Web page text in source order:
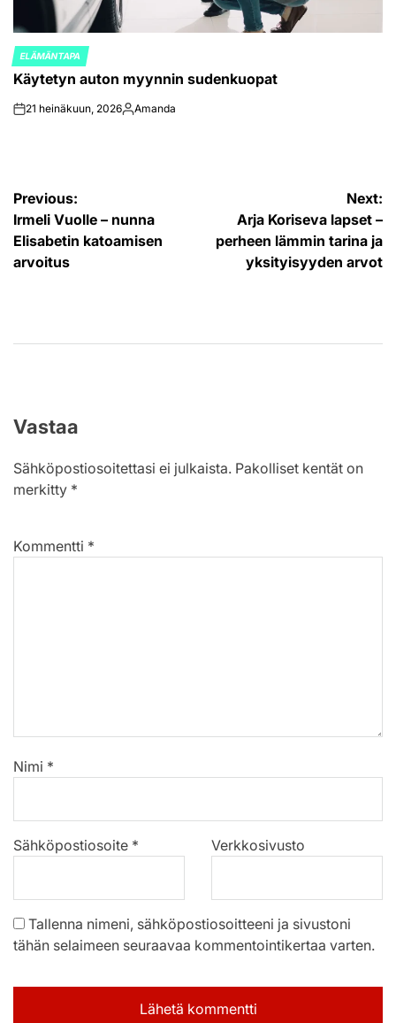
POSTED
IN
ELÄMÄNTAPA
Käytetyn auton myynnin sudenkuopat
on21 heinäkuun, 2026Posted
Amanda
Artikkelien
selaus
Previous:
Irmeli Vuolle – nunna
Elisabetin katoamisen
arvoitus
Next:
Arja Koriseva lapset –
perheen lämmin tarina ja
yksityisyyden arvot
Vastaa
Sähköpostiosoitettasi ei julkaista. Pakolliset kentät on
merkitty *
Kommentti *
Nimi *
Sähköpostiosoite * Verkkosivusto
Tallenna nimeni, sähköpostiosoitteeni ja sivustoni
tähän selaimeen seuraavaa kommentointikertaa varten.